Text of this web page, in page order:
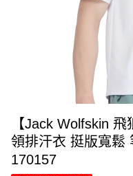
【Jack Wolfskin
領排汗衣 挺版寬鬆
170157